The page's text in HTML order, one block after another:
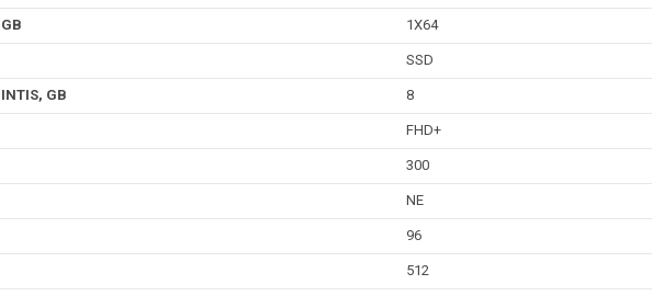
1X64
SSD
GB 8
FHD+
300
NE
96
512